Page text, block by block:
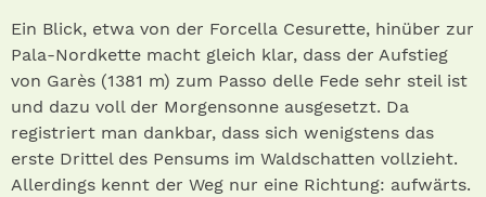
Ein Blick, etwa von der Forcella Cesurette, hinüber zur
Pala-Nordkette macht gleich klar, dass der Aufstieg
von Garès (1381 m) zum Passo delle Fede sehr steil ist
und dazu voll der Morgensonne ausgesetzt. Da
registriert man dankbar, dass sich wenigstens das
erste Drittel des Pensums im Waldschatten vollzieht.
Allerdings kennt der Weg nur eine Richtung: aufwärts.